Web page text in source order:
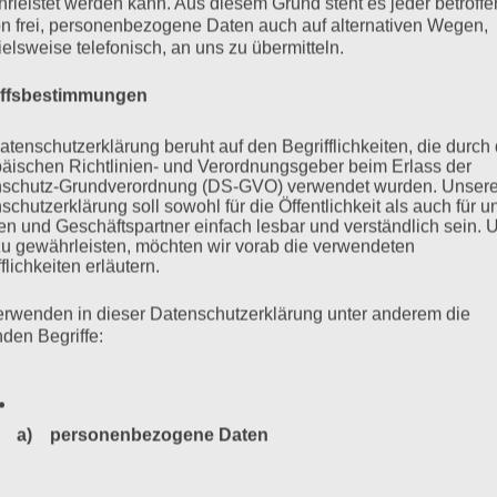
Urteil. Der Prozess gegen
und die Perspektive der
14. Juli 2020, 18 Uhr Der Prozess am Hamburger
SS-Wachmann im KZ Stutthof, geht dem Ende entgegen.
jedem einzelnen Verhandlungstag – auch bei Wind, Wetter
frei, personenbezogene Daten auch auf alternativen Wegen,
telefonisch, an uns zu übermitteln.
beruht auf den Begrifflichkeiten, die durch
Richtlinien- und Verordnungsgeber beim Erlass der
Grundverordnung (DS-GVO) verwendet wurden. Unsere
soll sowohl für die Öffentlichkeit als auch für
und Geschäftspartner einfach lesbar und verständlich sein.
gewährleisten, möchten wir vorab die verwendeten
erläutern.
in dieser Datenschutzerklärung unter anderem die
Begriffe:
a) personenbezogene Daten